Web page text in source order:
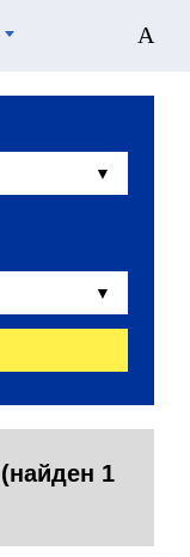
(найден 1